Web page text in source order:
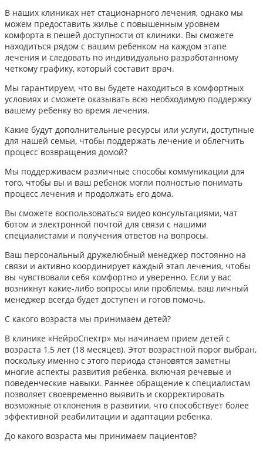
В наших клиниках нет стационарного лечения, однако мы
можем предоставить жилье с повышенным уровнем
комфорта в пешей доступности от клиники. Вы сможете
находиться рядом с вашим ребенком на каждом этапе
лечения и следовать по индивидуально разработанному
четкому графику, который составит врач.
Мы гарантируем, что вы будете находиться в комфортных
условиях и сможете оказывать всю необходимую поддержку
вашему ребенку во время лечения.
Какие будут дополнительные ресурсы или услуги, доступные
для нашей семьи, чтобы поддержать лечение и облегчить
процесс возвращения домой?
Мы поддерживаем различные способы коммуникации для
того, чтобы вы и ваш ребенок могли полностью понимать
процесс лечения и продолжать его дома.
Вы сможете воспользоваться видео консультациями, чат
ботом и электронной почтой для связи с нашими
специалистами и получения ответов на вопросы.
Ваш персональный дружелюбный менеджер постоянно на
связи и активно координирует каждый этап лечения, чтобы
вы чувствовали себя комфортно и уверенно. Если у вас
возникнут какие-либо вопросы или проблемы, ваш личный
менеджер всегда будет доступен и готов помочь.
С какого возраста мы принимаем детей?
В клинике «НейроСпектр» мы начинаем прием детей с
возраста 1,5 лет (18 месяцев). Этот возрастной порог выбран,
поскольку именно с этого периода становятся заметны
многие аспекты развития ребенка, включая речевые и
поведенческие навыки. Раннее обращение к специалистам
позволяет своевременно выявить и скорректировать
возможные отклонения в развитии, что способствует более
эффективной реабилитации и адаптации ребенка.​
До какого возраста мы принимаем пациентов?